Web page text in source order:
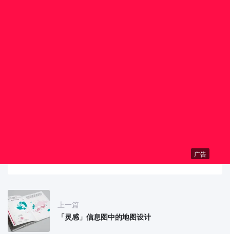
广告
上一篇
「灵感」信息图中的地图设计